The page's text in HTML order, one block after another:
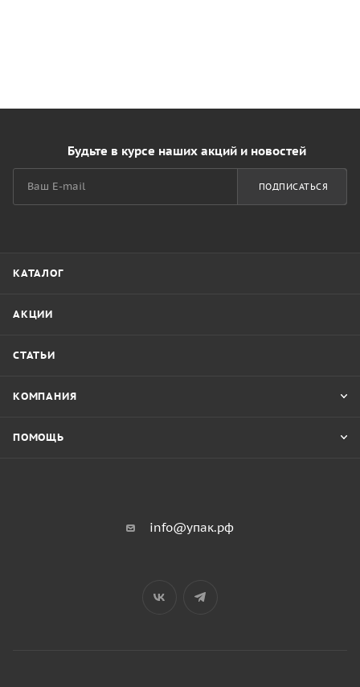
Будьте в курсе наших акций и новостей
ПОДПИСАТЬСЯ
КАТАЛОГ
АКЦИИ
СТАТЬИ
КОМПАНИЯ
ПОМОЩЬ
info@упак.рф